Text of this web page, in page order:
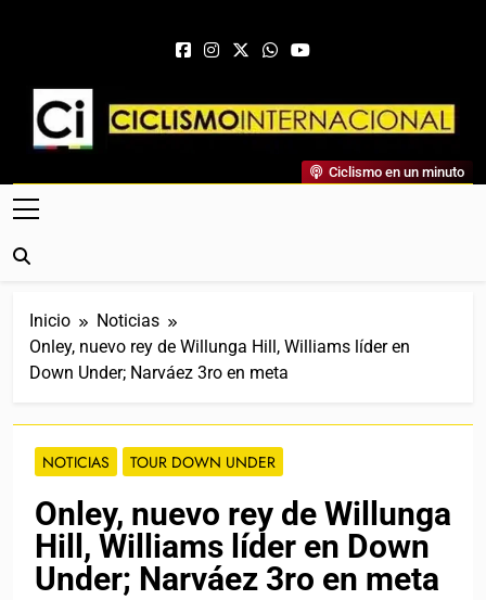
Ciclismo Internacional
Web Dedicada Al Ciclismo Mundial. Entrevistas, Análisis,
Crónicas, Previas Y Más. La Web Ciclista De Referencia.
Ciclismo en un minuto
Inicio
Noticias
Onley, nuevo rey de Willunga Hill, Williams líder en
Down Under; Narváez 3ro en meta
NOTICIAS TOUR DOWN UNDER
Onley, nuevo rey de Willunga
Hill, Williams líder en Down
Under; Narváez 3ro en meta